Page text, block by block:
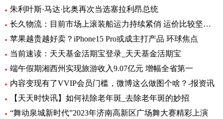
朱利叶斯·马达·比奥再次当选塞拉利昂总统
长久物流：目前市场上滚装船运力持续紧俏 运价比较坚挺-当前速看
苹果越贵越好卖？iPhone15 Pro或成主打产品 环球焦点
当前速读：天天基金活期宝登录_天天基金活期宝
端午假期湘西州实现旅游收入9.07亿元 增幅全省第一
内容变现有了VVIP会员门槛，微博这么做图个啥？-报资讯
【天天时快讯】如何祛除老年斑_去除老年斑的妙招
“舞动泉城新时代”2023年济南高新区广场舞大赛精彩上演